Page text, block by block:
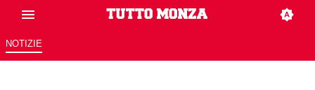
NOTIZIE